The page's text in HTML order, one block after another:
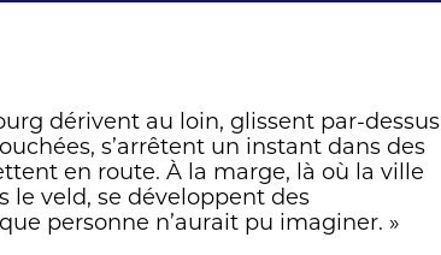
dérivent au loin, glissent par-dessus
s’arrêtent un instant dans des
en route. À la marge, là où la ville
le veld, se développent des
personne n’aurait pu imaginer. »